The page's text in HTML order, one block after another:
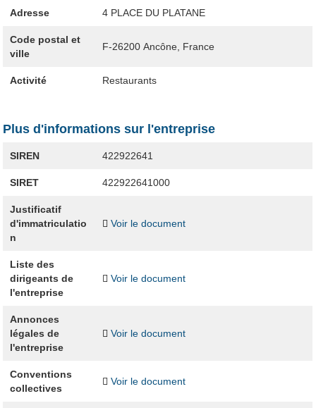
Adresse 4 PLACE DU PLATANE
Code postal et
ville
F-26200 Ancône, France
Activité Restaurants
Plus d'informations sur l'entreprise
SIREN 422922641
SIRET 422922641000
Justificatif
d'immatriculatio
n
Voir le document
Liste des
dirigeants de
l'entreprise
Voir le document
Annonces
légales de
l'entreprise
Voir le document
Conventions
collectives
Voir le document